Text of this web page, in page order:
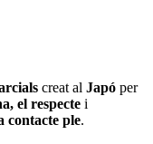
creat al Japó per
el respecte i
contacte ple.